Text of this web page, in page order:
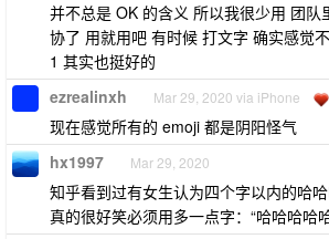
并不总是 OK 的含义 所以我很少用 团队
协了 用就用吧 有时候 打文字 确实感觉
1 其实也挺好的
ezrealinxh Mar 29, 2020 via iPhone
现在感觉所有的 emoji 都是阴阳怪气
hx1997 Mar 29, 2020
知乎看到过有女生认为四个字以内的哈
真的很好笑必须用多一点字：“哈哈哈哈